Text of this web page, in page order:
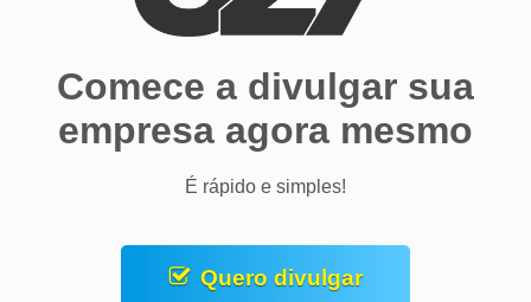
Comece a divulgar sua
empresa agora mesmo
É rápido e simples!
Quero divulgar